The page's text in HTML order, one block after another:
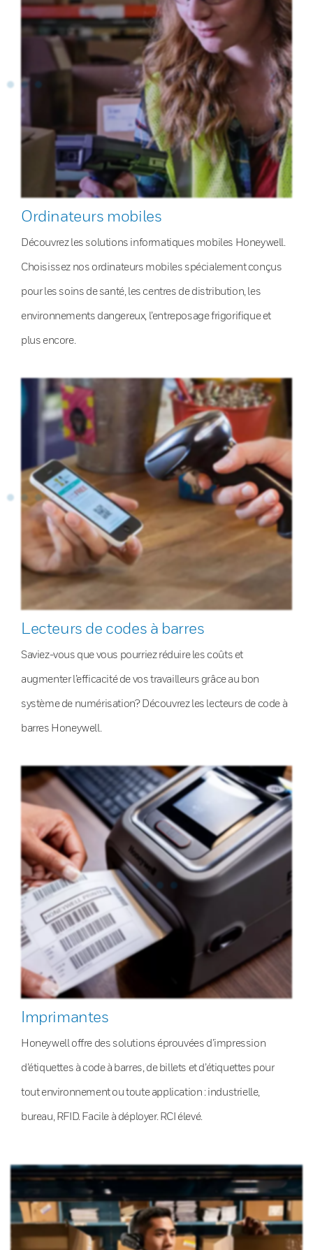
Ordinateurs mobiles
Découvrez les solutions informatiques mobiles Honeywell.
Choisissez nos ordinateurs mobiles spécialement conçus
pour les soins de santé, les centres de distribution, les
environnements dangereux, l’entreposage frigorifique et
plus encore.
Lecteurs de codes à barres
Saviez-vous que vous pourriez réduire les coûts et
augmenter l’efficacité de vos travailleurs grâce au bon
système de numérisation? Découvrez les lecteurs de code à
barres Honeywell.
Imprimantes
Honeywell offre des solutions éprouvées d’impression
d’étiquettes à code à barres, de billets et d’étiquettes pour
tout environnement ou toute application : industrielle,
bureau, RFID. Facile à déployer. RCI élevé.